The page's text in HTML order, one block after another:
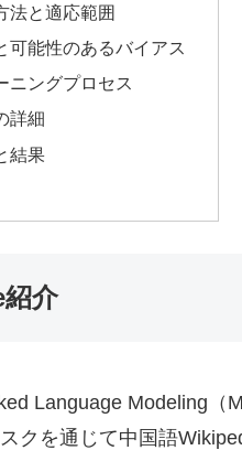
法と適応範囲
可能性のあるバイアス
ニングプロセス
詳細
結果
介
Language Modeling（
クを通じて中国語